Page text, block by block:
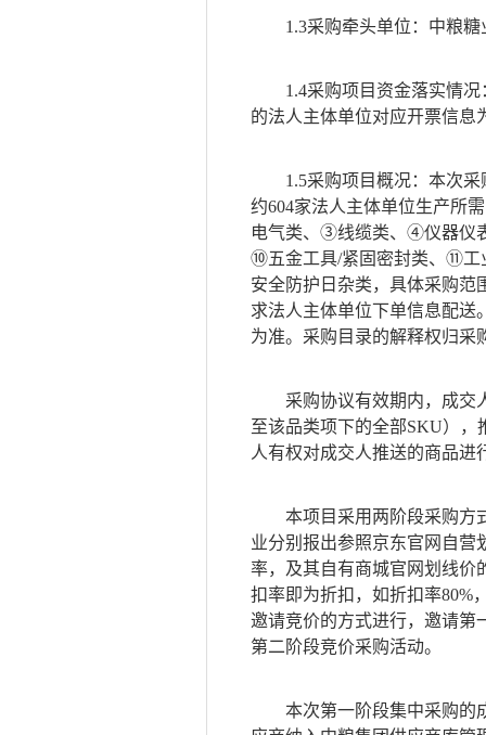
1.3采购牵头单位：中粮
1.4采购项目资金落实情
的法人主体单位对应开票信息
1.5采购项目概况： 本次采
约604家法人主体单位生产所
电气类、③线缆类、④仪器
⑩五金工具/紧固密封类、⑪
安全防护日杂类，具体采购范
求法人主体单位下单信息配送
为准。采购目录的解释权归采
采购协议有效期内，成交
至该品类项下的全部SKU），
人有权对成交人推送的商品进
本项目采用两阶段采购方
业分别报出参照京东官网自营
率，及其自有商城官网划线价
扣率即为折扣，如折扣率80%
邀请竞价的方式进行，邀请第
第二阶段竞价采购活动。
本次第一阶段集中采购的